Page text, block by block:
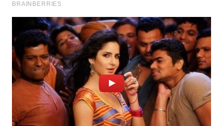
WN
MALUKU
MALUT
WN
DAIRI
WN